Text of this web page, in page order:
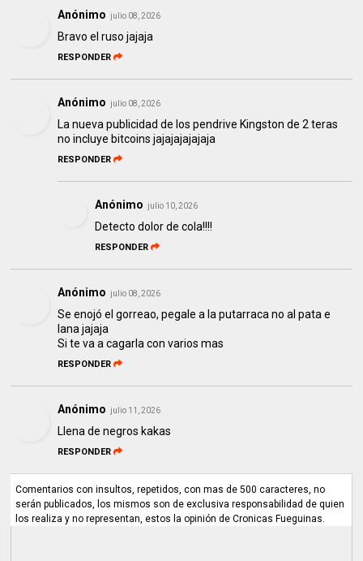
Anónimo julio 08, 2026
Bravo el ruso jajaja
RESPONDER
Anónimo julio 08, 2026
La nueva publicidad de los pendrive Kingston de 2 teras
no incluye bitcoins jajajajajajaja
RESPONDER
Anónimo julio 10, 2026
Detecto dolor de cola!!!!
RESPONDER
Anónimo julio 08, 2026
Se enojó el gorreao, pegale a la putarraca no al pata e
lana jajaja
Si te va a cagarla con varios mas
RESPONDER
Anónimo julio 11, 2026
Llena de negros kakas
RESPONDER
Comentarios con insultos, repetidos, con mas de 500 caracteres, no
serán publicados, los mismos son de exclusiva responsabilidad de quien
los realiza y no representan, estos la opinión de Cronicas Fueguinas.